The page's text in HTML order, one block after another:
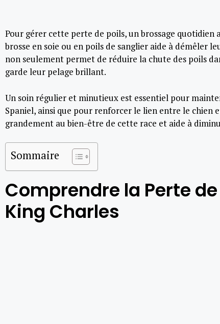
Pour gérer cette perte de poils, un brossage quotidien
brosse en soie ou en poils de sanglier aide à démêler
non seulement permet de réduire la chute des poils
garde leur pelage brillant.
Un soin régulier et minutieux est essentiel pour
Spaniel, ainsi que pour renforcer le lien entre le
grandement au bien-être de cette race et aide à
Sommaire
Comprendre la Perte
King Charles